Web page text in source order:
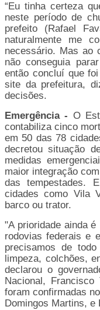
“Eu tinha certeza
neste período de
prefeito (Rafael
naturalmente me
necessário. Mas ao
não conseguia
então concluí que
site da prefeitura,
decisões.
Emergência - O
contabiliza cinco
em 50 das 78
decretou situação
medidas
maior integração
das tempestades.
cidades como Vila
barco ou trator.
"A prioridade ainda
rodovias federais e
precisamos de
limpeza, colchões,
declarou o
Nacional,
foram confirmadas
Domingos Martins, e